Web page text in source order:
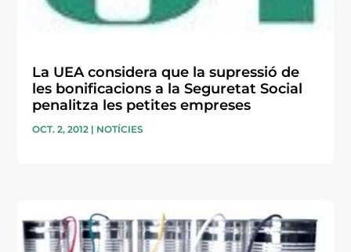
La UEA considera que la supressió de
les bonificacions a la Seguretat Social
penalitza les petites empreses
OCT. 2, 2012 | NOTÍCIES